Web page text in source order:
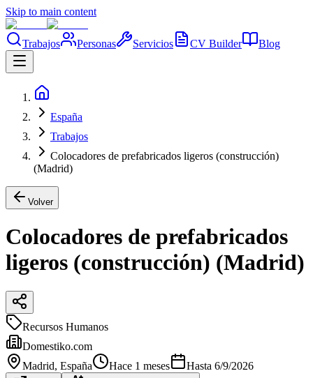
Skip to main content
Trabajos Personas Servicios CV Builder Blog
España
Trabajos
Colocadores de prefabricados ligeros (construcción)
(Madrid)
Volver
Colocadores de prefabricados
ligeros (construcción) (Madrid)
Recursos Humanos
Domestiko.com
Madrid, España Hace 1 meses Hasta 6/9/2026